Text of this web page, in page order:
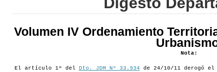
Volumen IV Ordenamiento
Nota:
El artículo 1º del Dto. JDM Nº 33.934 de 24/10/11 derogó